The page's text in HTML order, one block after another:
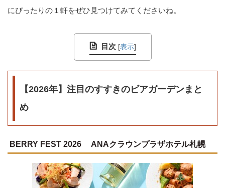
にぴったりの１軒をぜひ見つけてみてくださいね。
目次 [表示]
【2026年】注目のすすきのビアガーデンまと
め
BERRY FEST 2026 ANAクラウンプラザホテル札幌